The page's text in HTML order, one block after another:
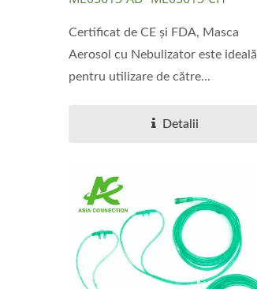
Certificat de CE și FDA, Masca
Aerosol cu Nebulizator este ideală
pentru utilizare de către...
Detalii